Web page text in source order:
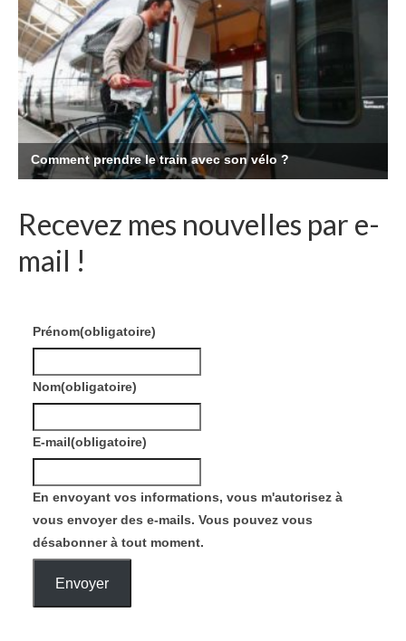
Recevez mes nouvelles par e-
mail !
Prénom(obligatoire)
Nom(obligatoire)
E-mail(obligatoire)
En envoyant vos informations, vous m'autorisez à
vous envoyer des e-mails. Vous pouvez vous
désabonner à tout moment.
Envoyer